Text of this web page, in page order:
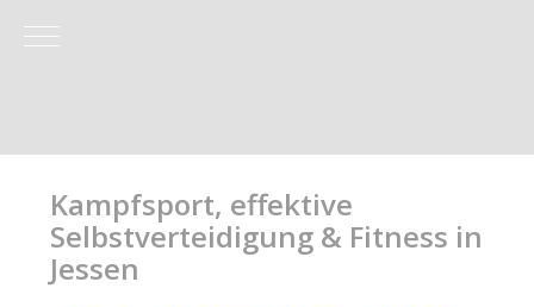
Mobile Menu Toggle
Kampfsport, effektive
Selbstverteidigung & Fitness in
Jessen